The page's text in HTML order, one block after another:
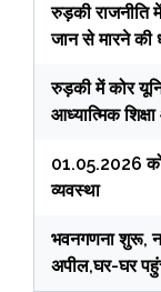
रुड़की राजनीति
जान से मारने की
रुड़की में कोर
आध्यात्मिक
01.05.2026 को
व्यवस्था
भवनगणना शुरू,
अपील,घर-घर